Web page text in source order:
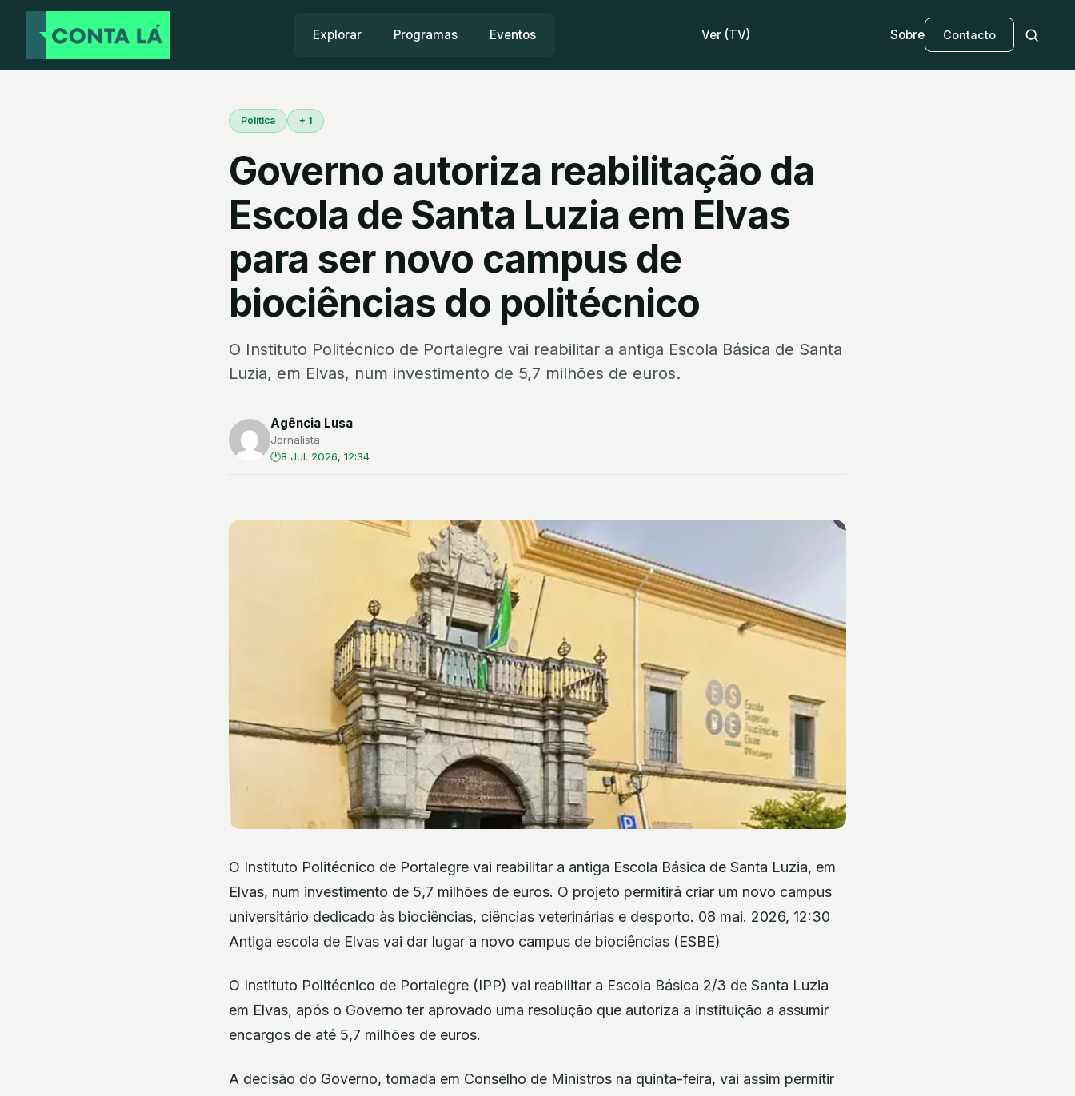
Explorar Programas Eventos Ver (TV) Sobre Contacto
Política + 1
Governo autoriza reabilitação da
Escola de Santa Luzia em Elvas
para ser novo campus de
biociências do politécnico
O Instituto Politécnico de Portalegre vai reabilitar a antiga Escola Básica de Santa
Luzia, em Elvas, num investimento de 5,7 milhões de euros.
Agência Lusa
Jornalista
8 Jul. 2026, 12:34
O Instituto Politécnico de Portalegre vai reabilitar a antiga Escola Básica de Santa Luzia, em
Elvas, num investimento de 5,7 milhões de euros. O projeto permitirá criar um novo campus
universitário dedicado às biociências, ciências veterinárias e desporto. 08 mai. 2026, 12:30
Antiga escola de Elvas vai dar lugar a novo campus de biociências (ESBE)
O Instituto Politécnico de Portalegre (IPP) vai reabilitar a Escola Básica 2/3 de Santa Luzia
em Elvas, após o Governo ter aprovado uma resolução que autoriza a instituição a assumir
encargos de até 5,7 milhões de euros.
A decisão do Governo, tomada em Conselho de Ministros na quinta-feira, vai assim permitir